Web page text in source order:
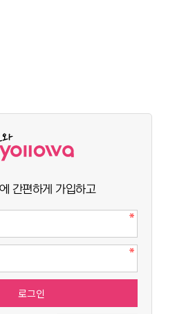
간편하게 가입하고